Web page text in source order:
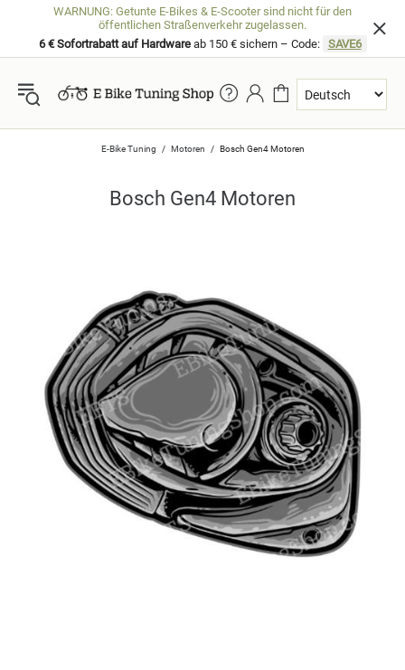
WARNUNG: Getunte E-Bikes & E-Scooter sind nicht für den
öffentlichen Straßenverkehr zugelassen.
6 € Sofortrabatt auf Hardwareab 150 € sichern – Code: SAVE6
E-Bike Tuning Motoren Bosch Gen4 Motoren
Bosch Gen4 Motoren